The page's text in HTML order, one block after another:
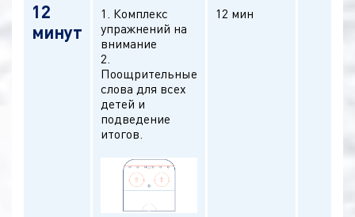
12
минут
1. Комплекс
упражнений на
внимание
2.
Поощрительные
слова для всех
детей и
подведение
итогов.
12 мин